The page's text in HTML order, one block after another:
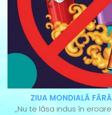
ZIUA MONDIALĂ
„Nu te lăsa indus în